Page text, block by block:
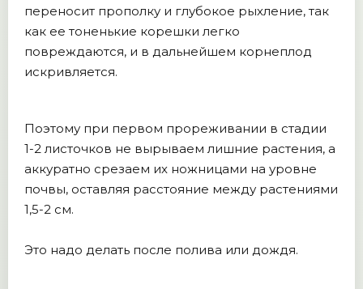
переносит прополку и глубокое рыхление, так
как ее тоненькие корешки легко
повреждаются, и в дальнейшем корнеплод
искривляется.
Поэтому при первом прореживании в стадии
1-2 листочков не вырываем лишние растения, а
аккуратно срезаем их ножницами на уровне
почвы, оставляя расстояние между растениями
1,5-2 см.
Это надо делать после полива или дождя.